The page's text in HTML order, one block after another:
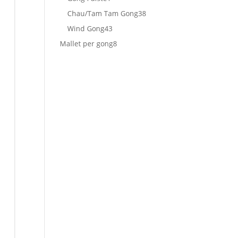
prodotto
Chau/Tam Tam Gong3838
Wind Gong43
prodotti
Mallet per gong88